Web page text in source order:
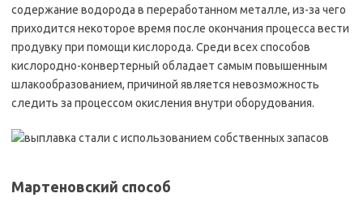
содержание водорода в переработанном металле, из-за чего
приходится некоторое время после окончания процесса вести
продувку при помощи кислорода. Среди всех способов
кислородно-конвертерный обладает самым повышенным
шлакообразованием, причиной является невозможность
следить за процессом окисления внутри оборудования.
Мартеновский способ